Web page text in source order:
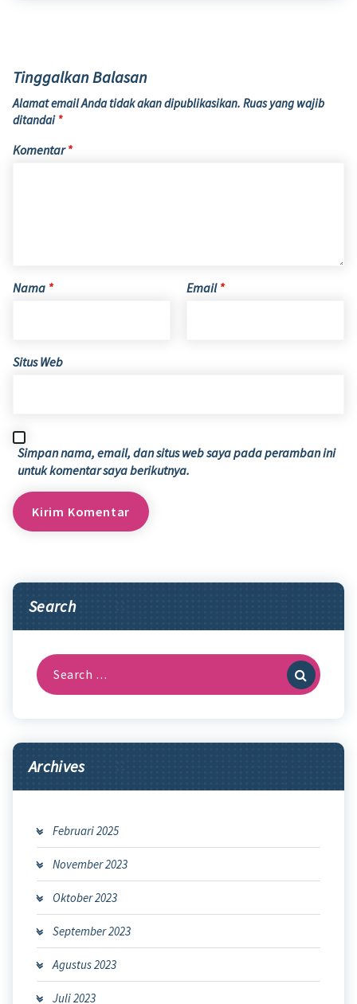
Tinggalkan Balasan
Alamat email Anda tidak akan dipublikasikan. Ruas yang wajib
ditandai *
Komentar*
Nama * Email *
Situs Web
Simpan nama, email, dan situs web saya pada peramban ini
untuk komentar saya berikutnya.
Search
Search
for:
Archives
Februari 2025
November 2023
Oktober 2023
September 2023
Agustus 2023
Juli 2023